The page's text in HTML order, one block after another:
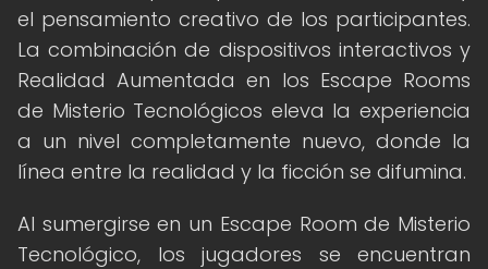
el pensamiento creativo de los participantes.
La combinación de dispositivos interactivos y
Realidad Aumentada en los Escape Rooms
de Misterio Tecnológicos eleva la experiencia
a un nivel completamente nuevo, donde la
línea entre la realidad y la ficción se difumina.
Al sumergirse en un Escape Room de Misterio
Tecnológico, los jugadores se encuentran